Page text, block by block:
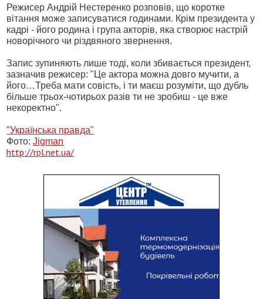
Режисер Андрій Нестеренко розповів, що коротке
вітання може записуватися годинами. Крім президента у
кадрі - його родина і група акторів, яка створює настрій
новорічного чи різдвяного звернення.
Запис зупиняють лише тоді, коли збивається президент,
зазначив режисер: "Це актора можна довго мучити, а
його…Треба мати совість, і ти маєш розуміти, що дубль
більше трьох-чотирьох разів ти не зробиш - це вже
некоректно".
"Українська правда"
Фото:Jigman
http://rpl.net.ua/